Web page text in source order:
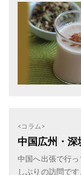
<コラム>
中国広州・深
中国へ出張で行
しぶりの訪問で